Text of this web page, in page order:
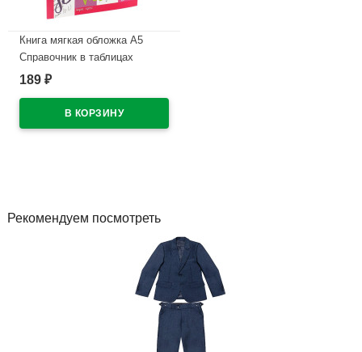
Книга мягкая обложка А5
Справочник в таблицах
Алгебра и начала анализа 7-
189 ₽
Рекомендуем посмотреть